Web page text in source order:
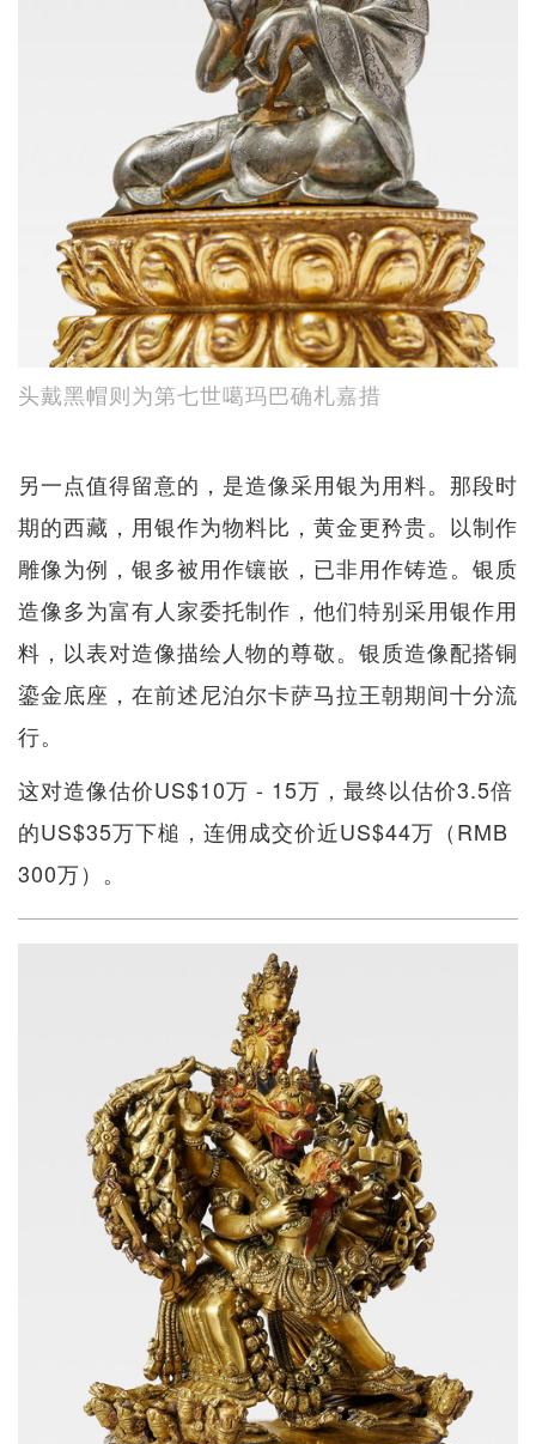
头戴黑帽则为第七世噶玛巴确札嘉措
另一点值得留意的，是造像采用银为用料。那段时
期的西藏，用银作为物料比，黄金更矜贵。以制作
雕像为例，银多被用作镶嵌，已非用作铸造。银质
造像多为富有人家委托制作，他们特别采用银作用
料，以表对造像描绘人物的尊敬。银质造像配搭铜
鎏金底座，在前述尼泊尔卡萨马拉王朝期间十分流
行。
这对造像估价US$10万 - 15万，最终以估价3.5倍
的US$35万下槌，连佣成交价近US$44万（RMB
300万）。